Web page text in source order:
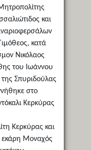
και
κατά
Νικόλαος
του Ιωάννου
της Σπυριδούλας
στο
Κερκύρας
Κερκύρας και
εκάρη Μοναχός